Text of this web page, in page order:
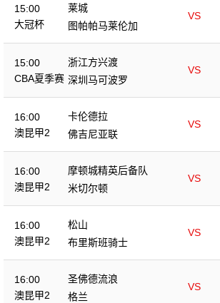
15:00
大冠杯
莱城
VS
图帕帕马莱伦加
15:00
CBA夏季赛
浙江方兴渡
VS
深圳马可波罗
16:00
澳昆甲2
卡伦德拉
VS
佛吉尼亚联
16:00
澳昆甲2
摩顿城精英后备队
VS
米切尔顿
16:00
澳昆甲2
松山
VS
布里斯班骑士
16:00
澳昆甲2
圣佛德流浪
VS
格兰